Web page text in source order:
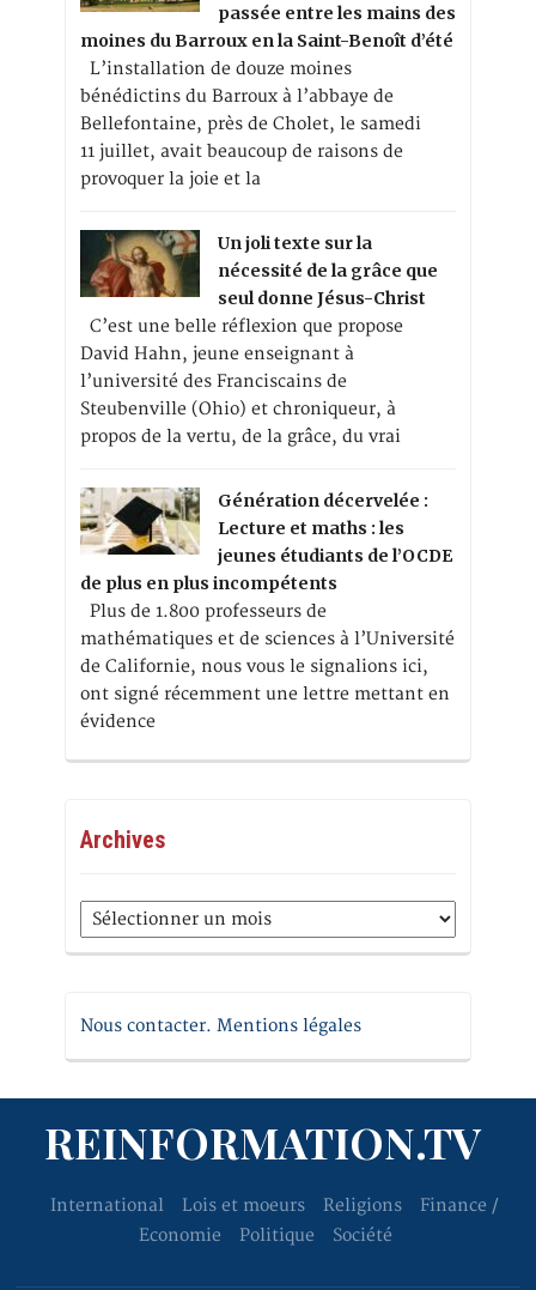
passée entre les mains des
moines du Barroux en la Saint-Benoît d’été
L’installation de douze moines
bénédictins du Barroux à l’abbaye de
Bellefontaine, près de Cholet, le samedi
11 juillet, avait beaucoup de raisons de
provoquer la joie et la
Un joli texte sur la
nécessité de la grâce que
seul donne Jésus-Christ
C’est une belle réflexion que propose
David Hahn, jeune enseignant à
l’université des Franciscains de
Steubenville (Ohio) et chroniqueur, à
propos de la vertu, de la grâce, du vrai
Génération décervelée :
Lecture et maths : les
jeunes étudiants de l’OCDE
de plus en plus incompétents
Plus de 1.800 professeurs de
mathématiques et de sciences à l’Université
de Californie, nous vous le signalions ici,
ont signé récemment une lettre mettant en
évidence
Archives
Archives
Nous contacter. Mentions légales
REINFORMATION.TV
International Lois et moeurs Religions
Finance /
Economie
Politique Société